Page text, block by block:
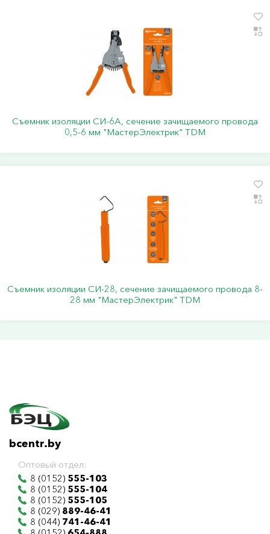
Съемник изоляции СИ-6А, сечение зачищаемого провода
0,5-6 мм "МастерЭлектрик" TDM
Съемник изоляции СИ-28, сечение зачищаемого провода 8-
28 мм "МастерЭлектрик" TDM
bcentr.by
Оптовый отдел:
8 (0152) 555-103
8 (0152) 555-104
8 (0152) 555-105
8 (029) 889-46-41
8 (044) 741-46-41